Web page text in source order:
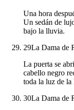
Una hora
Un sedán de
bajo la lluvia.
29La Dama de
La puerta se
cabello negro
toda la luz de la
30La Dama de